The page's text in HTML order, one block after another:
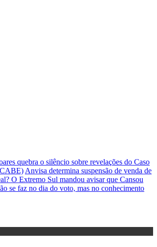
quebra o silêncio sobre revelações do Caso
Anvisa determina suspensão de venda de
O Extremo Sul mandou avisar que Cansou
se faz no dia do voto, mas no conhecimento